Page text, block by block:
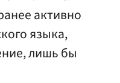
активно
языка,
лишь бы